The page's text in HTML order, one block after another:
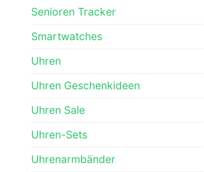
Senioren Tracker
Smartwatches
Uhren
Uhren Geschenkideen
Uhren Sale
Uhren-Sets
Uhrenarmbänder